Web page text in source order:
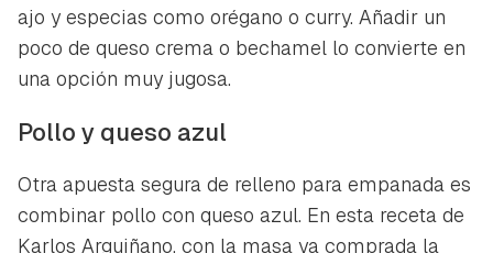
Guardar como favorito
Para poder guardar como favorito, primero has de
ajo y especias como orégano o curry. Añadir un
poco de queso crema o bechamel lo convierte en
una opción muy jugosa.
Pollo y queso azul
Otra apuesta segura de relleno para empanada es
combinar pollo con queso azul. En esta receta de
Karlos Arguiñano, con la masa ya comprada la
Contenido enviado